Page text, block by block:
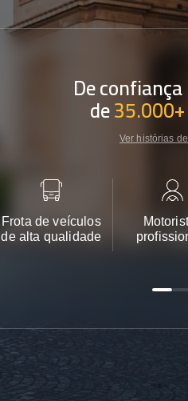
De
de35.000+
Ver histórias
Frota de veículos
de alta qualidade